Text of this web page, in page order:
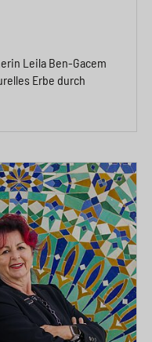
Leila Ben-Gacem
Erbe durch